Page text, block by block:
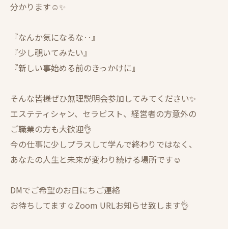
分かります☺️✨
『なんか気になるな‥』
『少し覗いてみたい』
『新しい事始める前のきっかけに』
そんな皆様ぜひ無理説明会参加してみてください✨
エステティシャン、セラピスト、経営者の方意外の
ご職業の方も大歓迎👌
今の仕事に少しプラスして学んで終わりではなく、
あなたの人生と未来が変わり続ける場所です☺️
DMでご希望のお日にちご連絡
お待ちしてます☺️Zoom URLお知らせ致します👌